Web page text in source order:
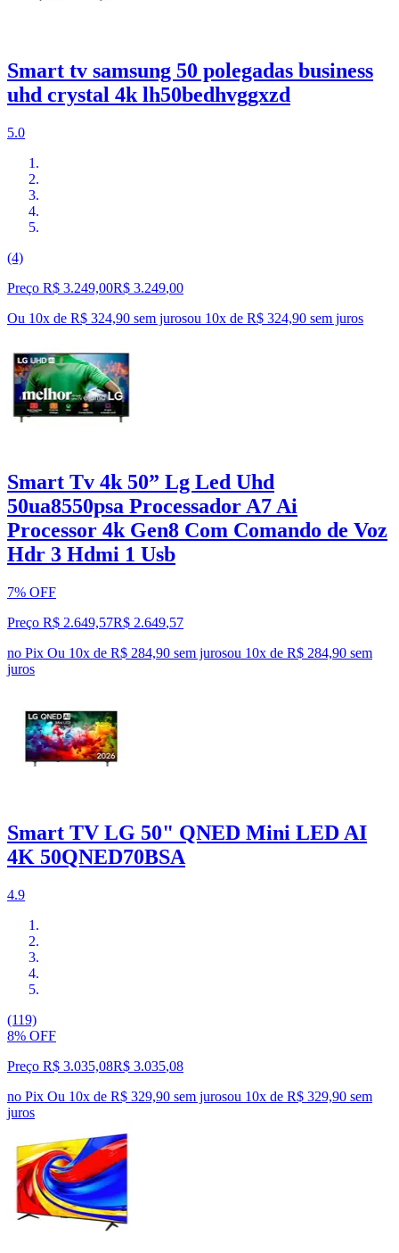
Smart tv samsung 50 polegadas business
uhd crystal 4k lh50bedhvggxzd
5.0
(4)
Preço R$ 3.249,00R$ 3.249,00
Ou 10x de R$ 324,90 sem jurosou 10x de R$ 324,90 sem juros
Smart Tv 4k 50” Lg Led Uhd
50ua8550psa Processador A7 Ai
Processor 4k Gen8 Com Comando de Voz
Hdr 3 Hdmi 1 Usb
7% OFF
Preço R$ 2.649,57R$ 2.649,57
no Pix Ou 10x de R$ 284,90 sem jurosou 10x de R$ 284,90 sem
juros
Smart TV LG 50" QNED Mini LED AI
4K 50QNED70BSA
4.9
(119)
8% OFF
Preço R$ 3.035,08R$ 3.035,08
no Pix Ou 10x de R$ 329,90 sem jurosou 10x de R$ 329,90 sem
juros